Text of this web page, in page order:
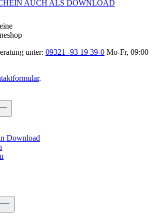
AUCH ALS DOWNLOAD
unter: 09321 -93 19 39-0 Mo-Fr, 09:00
.
Download